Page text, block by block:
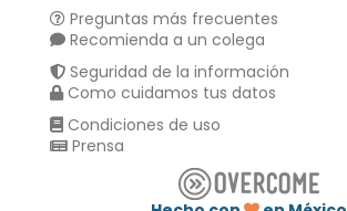
Preguntas más frecuentes
Recomienda a un colega
Seguridad de la información
Como cuidamos tus datos
Condiciones de uso
Prensa